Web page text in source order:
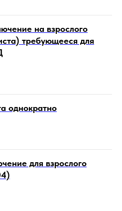
на взрослого
требующееся для
однократно
для взрослого